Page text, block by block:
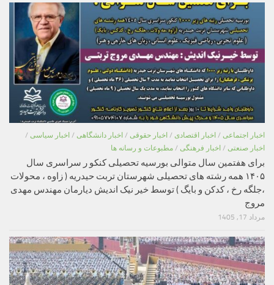
اخبار اجتماعی / اخبار اقتصادی / اخبار حقوقی / اخبار دانشگاهی / اخبار سیاسی /
اخبار صنعتی / اخبار فرهنگی / مطبوعات و رسانه ها
برای هفتمین سال متوالی بورسیه تحصیلی کنکو ر سراسری سال
۱۴۰۵ همه رشته های تحصیلی شهرستان تربت حیدریه ( زاوه ، محولات
،جلگه رخ ، کدکن و بایگ ) توسط خیر نیک اندیش دیارمان مهندس مهدی
مروج
مرداد 17, 1405